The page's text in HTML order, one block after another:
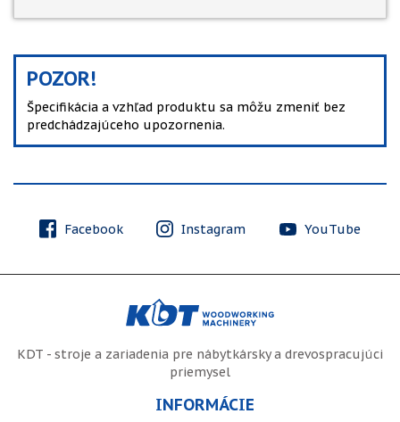
POZOR!
Špecifikácia a vzhľad produktu sa môžu zmeniť bez
predchádzajúceho upozornenia.
Facebook Instagram YouTube
KDT - stroje a zariadenia pre nábytkársky a drevospracujúci
priemysel
INFORMÁCIE